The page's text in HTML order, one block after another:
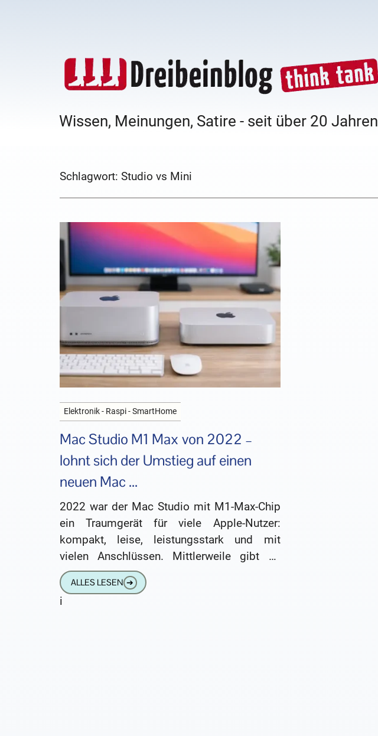
Wissen, Meinungen, Satire - seit über 20 Jahren
Schlagwort: Studio vs Mini
Elektronik - Raspi - SmartHome
Mac Studio M1 Max von 2022 –
lohnt sich der Umstieg auf einen
neuen Mac ...
2022 war der Mac Studio mit M1-Max-Chip
ein Traumgerät für viele Apple-Nutzer:
kompakt, leise, leistungsstark und mit
vielen Anschlüssen. Mittlerweile gibt es
neue Mac-mini-Modelle mit modernerer
Prozessorarchitektur. Einige Besitzer fragen
ALLES LESEN ➔
i